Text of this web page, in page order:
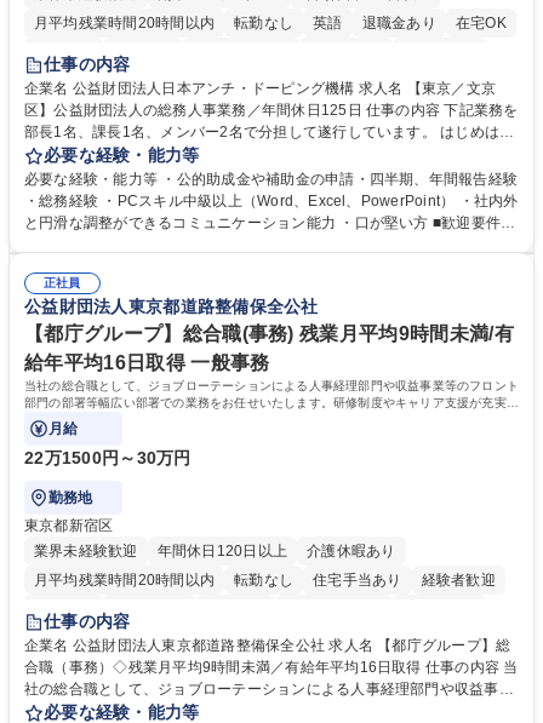
月平均残業時間20時間以内
転勤なし 英語 退職金あり
在宅OK
賞与あり
育休あり
食事補助あり
仕事の内容
企業名 公益財団法人日本アンチ・ドーピング機構 求人名 【東京／文京
区】公益財団法人の総務人事業務／年間休日125日 仕事の内容 下記業務を
部長1名、課長1名、メンバー2名で分担して遂行しています。 はじめは担
当者として業務を覚えていただき、ゆくゆくはリーダーやマネージャーポ
ジションとして活躍いただくことを期待しています。 【総務・人事グルー
プの業務内容】 ・人事制度関連 ・採用活動 ・教育研修の企画、実行 ・勤
怠管理 ・官公庁への各種提出 ・法定の会議運営（評議員会、理事会） ・
管理 ・福利厚生関連 ・職員からの問合せ、相談対応 ・その他日常の総務
業務全般 募集職種 【東京／文京区】公益財団法人の総務人事業務／年間
休日125日
必要な経験・能力等
必要な経験・能力等 ・公的助成金や補助金の申請・四半期、年間報告経験
・総務経験 ・PCスキル中級以上（Word、Excel、PowerPoint） ・社内外
と円滑な調整ができるコミュニケーション能力 ・口が堅い方 ■歓迎要件
正社員
公益財団法人東京都道路整備保全公社
【都庁グループ】総合職(事務) 残業月平均9時間未満/有
給年平均16日取得 一般事務
当社の総合職として、ジョブローテーションによる人事経理部門や収益事業等のフロント
部門の部署等幅広い部署での業務をお任せいたします。研修制度やキャリア支援が充実し
ております！ ※下記業務詳細
月給
22万1500円～30万円
勤務地
東京都新宿区
業界未経験歓迎
年間休日120日以上
介護休暇あり
月平均残業時間20時間以内
転勤なし 住宅手当あり
経験者歓迎
研修あり
退職金あり
駅近5分以内
資格取得手当あり 食事補助あり
仕事の内容
企業名 公益財団法人東京都道路整備保全公社 求人名 【都庁グループ】総
合職（事務）◇残業月平均9時間未満／有給年平均16日取得 仕事の内容 当
社の総合職として、ジョブローテーションによる人事経理部門や収益事業
等のフロント部門の部署等幅広い部署での業務をお任せいたします。研修
必要な経験・能力等